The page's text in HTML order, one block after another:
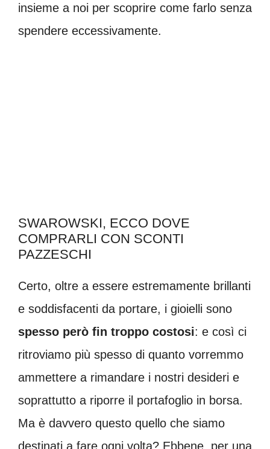
insieme a noi per scoprire come farlo senza
spendere eccessivamente.
SWAROWSKI, ECCO DOVE
COMPRARLI CON SCONTI
PAZZESCHI
Certo, oltre a essere estremamente brillanti
e soddisfacenti da portare, i gioielli sono
spesso però fin troppo costosi: e così ci
ritroviamo più spesso di quanto vorremmo
ammettere a rimandare i nostri desideri e
soprattutto a riporre il portafoglio in borsa.
Ma è davvero questo quello che siamo
destinati a fare ogni volta? Ebbene, per una